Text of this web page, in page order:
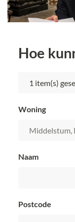
Hoe
item(s)
Woning
Middelstum,
Naam
Postcode